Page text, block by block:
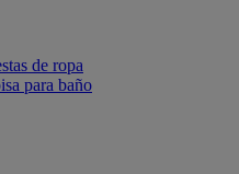
de ropa
para baño